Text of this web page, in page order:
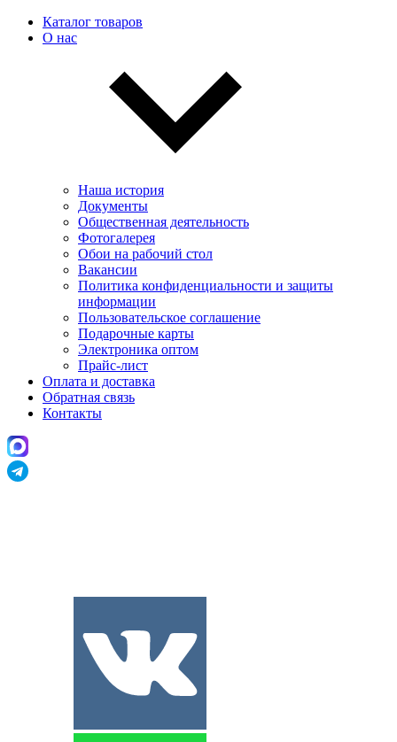
Каталог товаров
О нас
Наша история
Документы
Общественная деятельность
Фотогалерея
Обои на рабочий стол
Вакансии
Политика конфиденциальности и защиты
информации
Пользовательскоe соглашение
Подарочные карты
Электроника оптом
Прайс-лист
Оплата и доставка
Обратная связь
Контакты